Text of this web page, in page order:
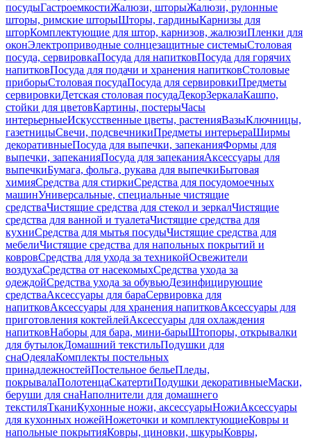
посудыГастроемкостиЖалюзи, шторыЖалюзи, рулонные
шторы, римские шторыШторы, гардиныКарнизы для
шторКомплектующие для штор, карнизов, жалюзиПленки для
оконЭлектроприводные солнцезащитные системыСтоловая
посуда, сервировкаПосуда для напитковПосуда для горячих
напитковПосуда для подачи и хранения напитковСтоловые
приборыСтоловая посудаПосуда для сервировкиПредметы
сервировкиДетская столовая посудаДекорЗеркалаКашпо,
стойки для цветовКартины, постерыЧасы
интерьерныеИскусственные цветы, растенияВазыКлючницы,
газетницыСвечи, подсвечникиПредметы интерьераШирмы
декоративныеПосуда для выпечки, запеканияФормы для
выпечки, запеканияПосуда для запеканияАксессуары для
выпечкиБумага, фольга, рукава для выпечкиБытовая
химияСредства для стиркиСредства для посудомоечных
машинУниверсальные, специальные чистящие
средстваЧистящие средства для стекол и зеркалЧистящие
средства для ванной и туалетаЧистящие средства для
кухниСредства для мытья посудыЧистящие средства для
мебелиЧистящие средства для напольных покрытий и
ковровСредства для ухода за техникойОсвежители
воздухаСредства от насекомыхСредства ухода за
одеждойСредства ухода за обувьюДезинфицирующие
средстваАксессуары для бараСервировка для
напитковАксессуары для хранения напитковАксессуары для
приготовления коктейлейАксессуары для охлаждения
напитковНаборы для бара, мини-барыШтопоры, открывалки
для бутылокДомашний текстильПодушки для
снаОдеялаКомплекты постельных
принадлежностейПостельное бельеПледы,
покрывалаПолотенцаСкатертиПодушки декоративныеМаски,
беруши для снаНаполнители для домашнего
текстиляТканиКухонные ножи, аксессуарыНожиАксессуары
для кухонных ножейНожеточки и комплектующиеКовры и
напольные покрытияКовры, циновки, шкурыКовры,